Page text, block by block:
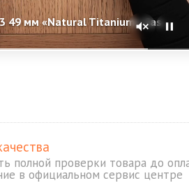
Apple Watch Ultra 3 49 мм «Natural Titanium» Case with Anchor Blue Ocean Band One Size
полной проверки товара до
в официальном сервис центре